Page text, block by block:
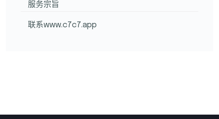
服务宗旨
联系www.c7c7.app